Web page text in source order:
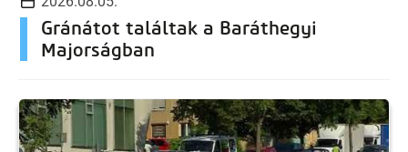
Gránátot találtak a Baráthegyi
Majorságban